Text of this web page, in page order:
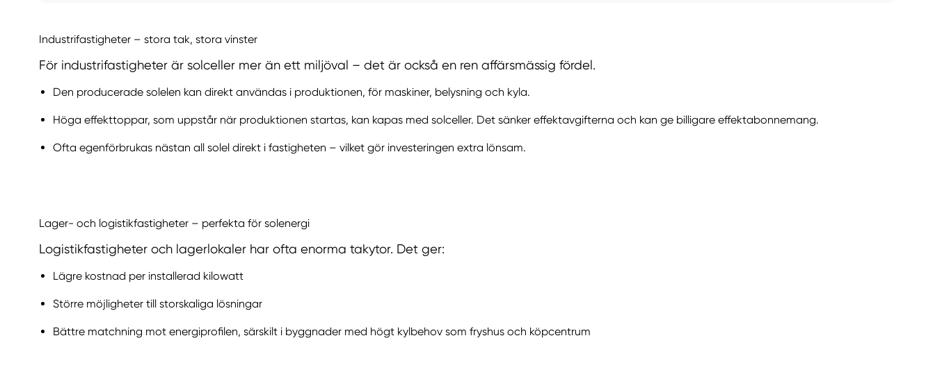
Industrifastigheter – stora tak, stora vinster
För industrifastigheter är solceller mer än ett miljöval – det är också en ren affärsmässig fördel.
Den producerade solelen kan direkt användas i produktionen, för maskiner, belysning och kyla.
Höga effekttoppar, som uppstår när produktionen startas, kan kapas med solceller. Det sänker effektavgifterna och kan ge billigare effektabonnemang.
Ofta egenförbrukas nästan all solel direkt i fastigheten – vilket gör investeringen extra lönsam.
Lager- och logistikfastigheter – perfekta för solenergi
Logistikfastigheter och lagerlokaler har ofta enorma takytor. Det ger:
Lägre kostnad per installerad kilowatt
Större möjligheter till storskaliga lösningar
Bättre matchning mot energiprofilen, särskilt i byggnader med högt kylbehov som fryshus och köpcentrum